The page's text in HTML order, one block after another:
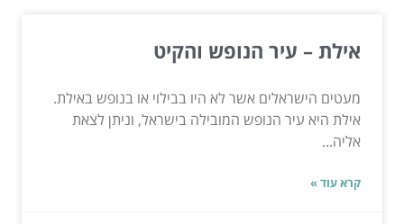
אילת – עיר הנופש והקיט
מעטים הישראלים אשר לא היו בבילוי או בנופש באילת.
אילת היא עיר הנופש המובילה בישראל, וניתן לצאת
אליה...
קרא עוד »